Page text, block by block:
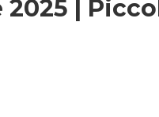
2025 |